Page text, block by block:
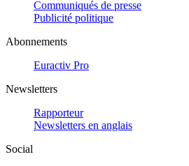
Communiqués de presse
Publicité politique
Abonnements
Euractiv Pro
Newsletters
Rapporteur
Newsletters en anglais
Social